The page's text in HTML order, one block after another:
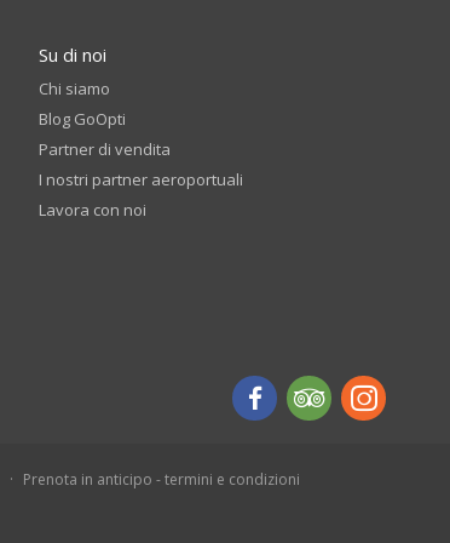
Su di noi
Chi siamo
Blog GoOpti
Partner di vendita
I nostri partner aeroportuali
Lavora con noi
Prenota in anticipo - termini e condizioni